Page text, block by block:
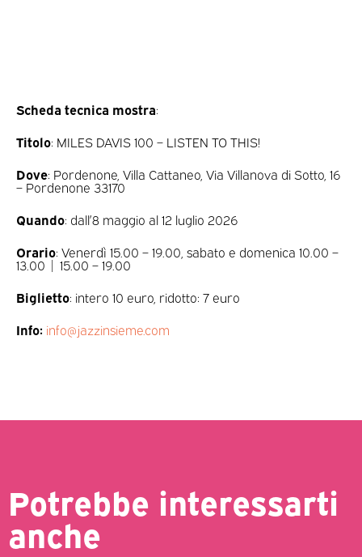
Scheda tecnica mostra:
Titolo: MILES DAVIS 100 – LISTEN TO THIS!
Dove: Pordenone, Villa Cattaneo, Via Villanova di Sotto, 16
– Pordenone 33170
Quando: dall’8 maggio al 12 luglio 2026
Orario: Venerdì 15.00 – 19.00, sabato e domenica 10.00 –
13.00 | 15.00 – 19.00
Biglietto: intero 10 euro, ridotto: 7 euro
Info: info@jazzinsieme.com
Potrebbe interessarti
anche